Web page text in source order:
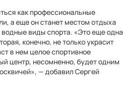
как профессиональные
а еще он станет местом отдыха
виды спорта. «Это еще одна
конечно, не только украсит
в нем целое спортивное
центр, несомненно, будет одним
— добавил Сергей